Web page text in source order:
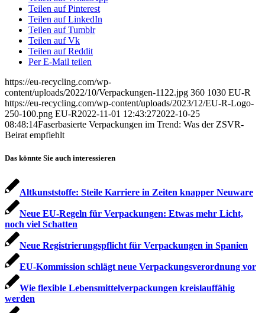
Teilen auf Pinterest
Teilen auf LinkedIn
Teilen auf Tumblr
Teilen auf Vk
Teilen auf Reddit
Per E-Mail teilen
https://eu-recycling.com/wp-
content/uploads/2022/10/Verpackungen-1122.jpg 360 1030 EU-R
https://eu-recycling.com/wp-content/uploads/2023/12/EU-R-Logo-
250-100.png EU-R2022-11-01 12:43:272022-10-25
08:48:14Faserbasierte Verpackungen im Trend: Was der ZSVR-
Beirat empfiehlt
Das könnte Sie auch interessieren
Altkunststoffe: Steile Karriere in Zeiten knapper Neuware
Neue EU-Regeln für Verpackungen: Etwas mehr Licht,
noch viel Schatten
Neue Registrierungspflicht für Verpackungen in Spanien
EU-Kommission schlägt neue Verpackungsverordnung vor
Wie flexible Lebensmittelverpackungen kreislauffähig
werden